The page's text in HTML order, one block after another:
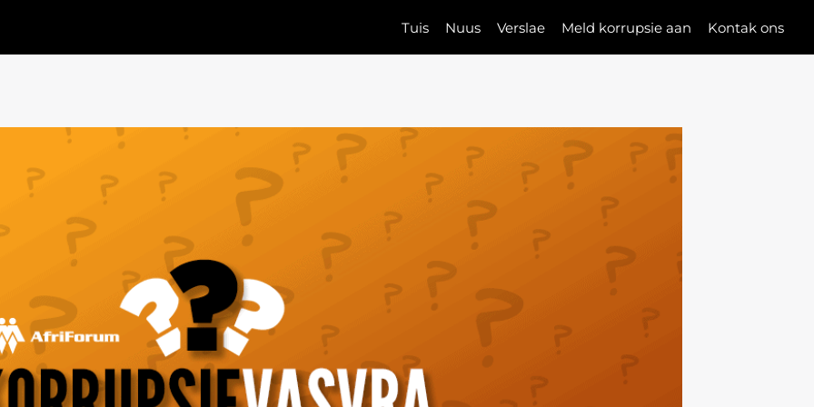
Tuis Nuus Verslae Meld korrupsie aan Kontak ons